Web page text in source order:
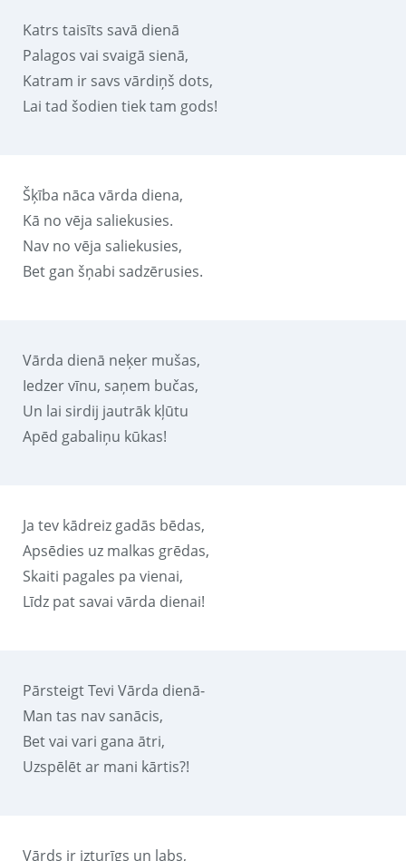
Katrs taisīts savā dienā
Palagos vai svaigā sienā,
Katram ir savs vārdiņš dots,
Lai tad šodien tiek tam gods!
Šķība nāca vārda diena,
Kā no vēja saliekusies.
Nav no vēja saliekusies,
Bet gan šņabi sadzērusies.
Vārda dienā neķer mušas,
Iedzer vīnu, saņem bučas,
Un lai sirdij jautrāk kļūtu
Apēd gabaliņu kūkas!
Ja tev kādreiz gadās bēdas,
Apsēdies uz malkas grēdas,
Skaiti pagales pa vienai,
Līdz pat savai vārda dienai!
Pārsteigt Tevi Vārda dienā-
Man tas nav sanācis,
Bet vai vari gana ātri,
Uzspēlēt ar mani kārtis?!
Vārds ir izturīgs un labs,